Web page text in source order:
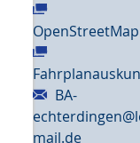
OpenStreetMap
BA-
mail.de